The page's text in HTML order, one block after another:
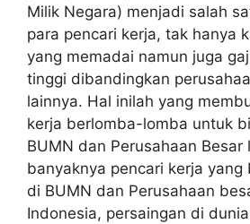
Milik Negara) menjadi salah
para pencari kerja, tak hanya
yang memadai namun juga
tinggi dibandingkan
lainnya. Hal inilah yang
kerja berlomba-lomba untuk
BUMN dan Perusahaan Besar
banyaknya pencari kerja yang
di BUMN dan Perusahaan
Indonesia, persaingan di